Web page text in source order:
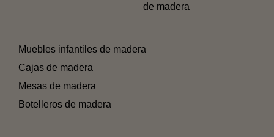
de madera
Muebles infantiles de madera
Cajas de madera
Mesas de madera
Botelleros de madera